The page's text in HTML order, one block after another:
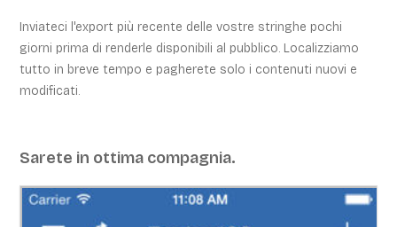
Inviateci l'export più recente delle vostre stringhe pochi
giorni prima di renderle disponibili al pubblico. Localizziamo
tutto in breve tempo e pagherete solo i contenuti nuovi e
modificati.
Sarete in ottima compagnia.